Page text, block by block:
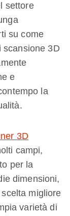
settore
su come
scansione 3D
e
la
3D
campi,
per la
dimensioni,
migliore
varietà di